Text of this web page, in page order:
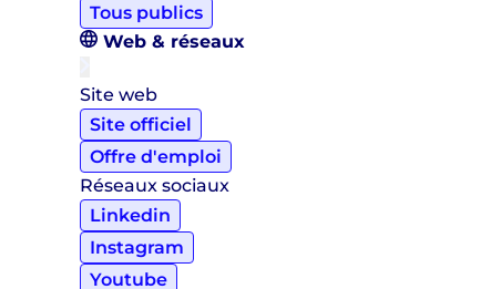
Tous publics
Web & réseaux
Site web
Site officiel
Offre d'emploi
Réseaux sociaux
Linkedin
Instagram
Youtube